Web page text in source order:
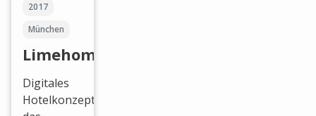
2017
München
Limehome
Digitales
Hotelkonzept,